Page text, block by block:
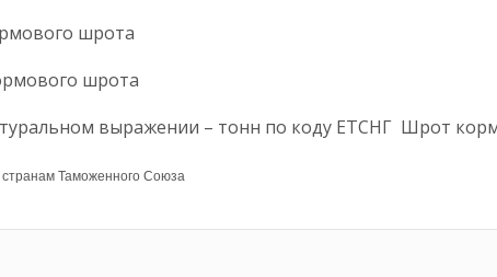
шрота
шрота
выражении – тонн по коду ЕТСНГ Шрот
Таможенного Союза